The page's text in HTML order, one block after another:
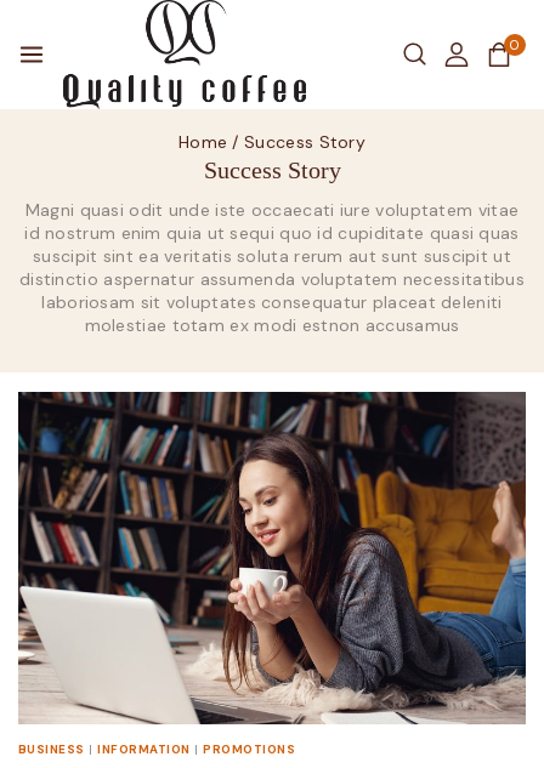
0
Home / Success Story
Success Story
Magni quasi odit unde iste occaecati iure voluptatem vitae
id nostrum enim quia ut sequi quo id cupiditate quasi quas
suscipit sint ea veritatis soluta rerum aut sunt suscipit ut
distinctio aspernatur assumenda voluptatem necessitatibus
laboriosam sit voluptates consequatur placeat deleniti
molestiae totam ex modi estnon accusamus
BUSINESS |INFORMATION |PROMOTIONS